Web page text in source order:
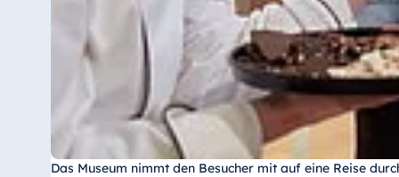
Das Museum nimmt den Besucher mit auf eine Reise